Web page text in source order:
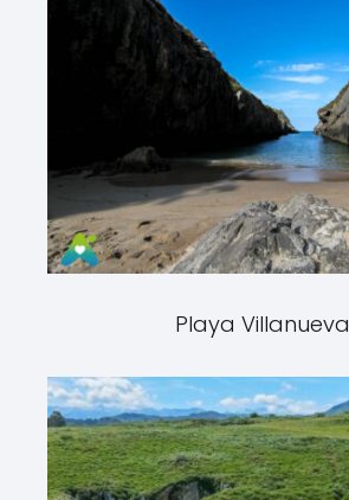
Playa Villanueva